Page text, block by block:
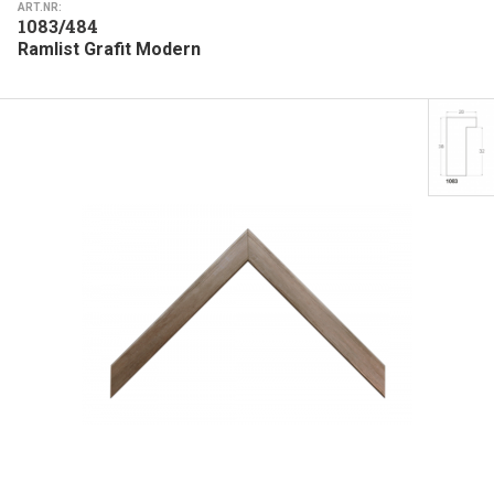
ART.NR:
1083/484
Ramlist Grafit Modern